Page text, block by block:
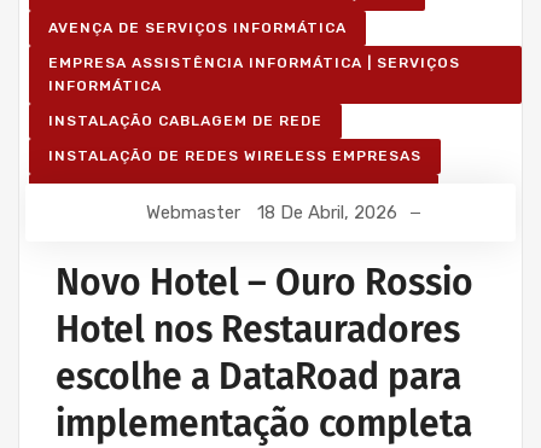
AVENÇA DE SERVIÇOS INFORMÁTICA
EMPRESA ASSISTÊNCIA INFORMÁTICA | SERVIÇOS
INFORMÁTICA
INSTALAÇÃO CABLAGEM DE REDE
INSTALAÇÃO DE REDES WIRELESS EMPRESAS
Webmaster 18 De Abril, 2026
Novo Hotel – Ouro Rossio
Hotel nos Restauradores
escolhe a DataRoad para
implementação completa